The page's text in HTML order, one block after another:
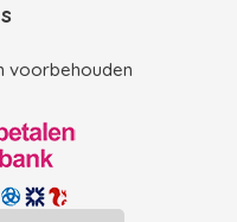
voorbehouden